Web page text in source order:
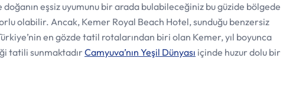
eşsiz uyumunu bir arada bulabileceğiniz bu güzide bölgede
olabilir. Ancak, Kemer Royal Beach Hotel, sunduğu benzersiz
en gözde tatil rotalarından biri olan Kemer, yıl boyunca
tatili sunmaktadır Camyuva’nın Yeşil Dünyası içinde huzur dolu bir